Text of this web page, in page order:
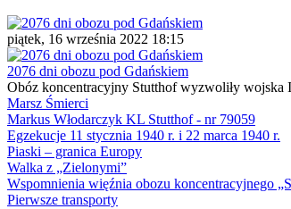
piątek, 16 września 2022 18:15
2076 dni obozu pod Gdańskiem
Obóz koncentracyjny Stutthof wyzwoliły wojska
Marsz Śmierci
Markus Włodarczyk KL Stutthof - nr 79059
Egzekucje 11 stycznia 1940 r. i 22 marca 1940 r.
Piaski – granica Europy
Walka z „Zielonymi”
Wspomnienia więźnia obozu koncentracyjnego
Pierwsze transporty